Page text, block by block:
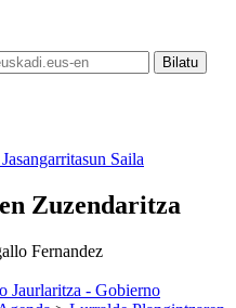
Saila
Zuzendaritza
Fernandez
Jaurlaritza - Gobierno